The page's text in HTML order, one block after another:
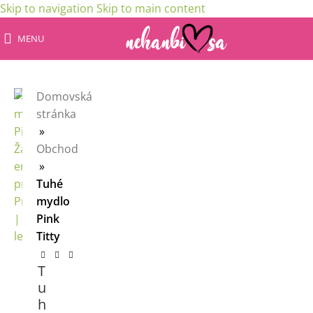
Skip to navigation Skip to main content
MENU
Domovská
stránka
»
Obchod
»
Tuhé
mydlo
Pink
Titty
T
u
h